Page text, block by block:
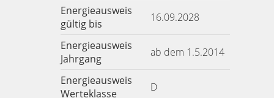
Energieausweis
gültig bis
16.09.2028
Energieausweis
Jahrgang
ab dem 1.5.2014
Energieausweis
Werteklasse
D